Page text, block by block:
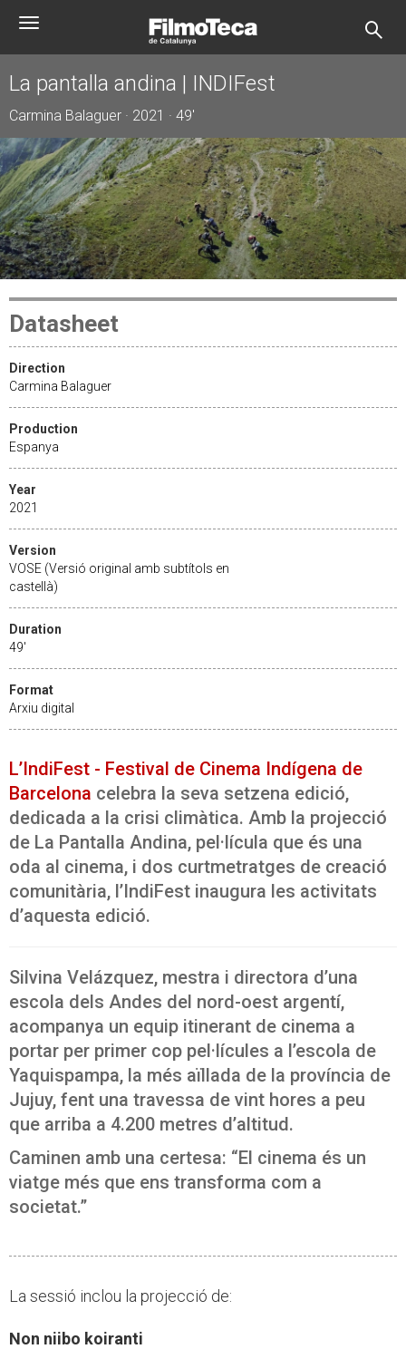
Toggle
La pantalla andina | INDIFest
Carmina Balaguer · 2021 · 49'
Datasheet
Direction
Carmina Balaguer
Production
Espanya
Year
2021
Version
VOSE (Versió original amb subtítols en
castellà)
Duration
49'
Format
Arxiu digital
L’IndiFest - Festival de Cinema Indígena de
Barcelona celebra la seva setzena edició,
dedicada a la crisi climàtica. Amb la projecció
de La Pantalla Andina, pel·lícula que és una
oda al cinema, i dos curtmetratges de creació
comunitària, l’IndiFest inaugura les activitats
d’aquesta edició.
Silvina Velázquez, mestra i directora d’una
escola dels Andes del nord-oest argentí,
acompanya un equip itinerant de cinema a
portar per primer cop pel·lícules a l’escola de
Yaquispampa, la més aïllada de la província de
Jujuy, fent una travessa de vint hores a peu
que arriba a 4.200 metres d’altitud.
Caminen amb una certesa: “El cinema és un
viatge més que ens transforma com a
societat.”
La sessió inclou la projecció de:
Non niibo koiranti